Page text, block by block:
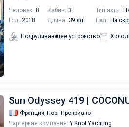
Человек: 8 Кабин: 3 Тип яхты:
Год: 2018 Длина: 39 фт Грот: На
Подруливающее устройство
Sun Odyssey 419 |
Франция, Порт Проприано
Чартерная компания: Y Knot Yachting